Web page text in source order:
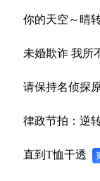
你的天空～晴
未婚欺诈 我所
请保持名侦探
律政节拍：逆
直到T恤干透